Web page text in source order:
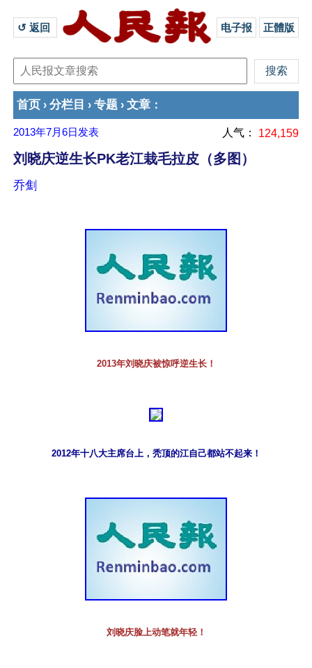
↺ 返回 电子报 正體版
首页 › 分栏目 › 专题 › 文章 ：
2013年7月6日 发表 人气： 124,159
刘晓庆逆生长PK老江栽毛拉皮（多图）
乔劁
2013年刘晓庆被惊呼逆生长！
2012年十八大主席台上，秃顶的江自己都站不起来！
刘晓庆脸上动笔就年轻！